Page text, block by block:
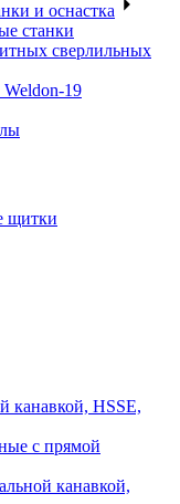
и оснастка
станки
сверлильных
19
щитки
канавкой, HSSE,
с прямой
канавкой,